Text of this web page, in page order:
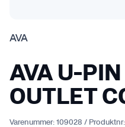
AVA
AVA U-PIN
OUTLET
Varenummer: 109028 / Produktnr: